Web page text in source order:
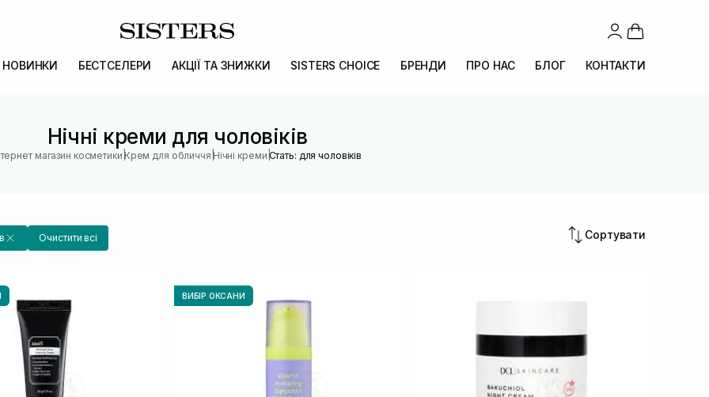
НОВИНКИ БЕСТСЕЛЕРИ АКЦІЇ ТА ЗНИЖКИ SISTERS CHOICE БРЕНДИ ПРО НАС БЛОГ КОНТАКТИ
Нічні креми для чоловіків
магазин косметики |Крем для обличчя |Нічні креми |Стать: для чоловіків
Очистити всі Сортувати
ВИБІР ОКСАНИ